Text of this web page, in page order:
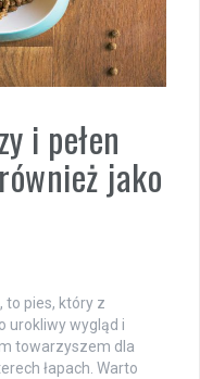
i pełen
jako
to pies, który z
urokliwy wygląd i
towarzyszem dla
łapach. Warto